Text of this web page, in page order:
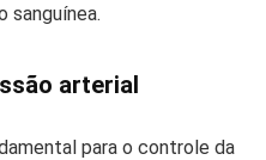
sanguínea.
arterial
para o controle da